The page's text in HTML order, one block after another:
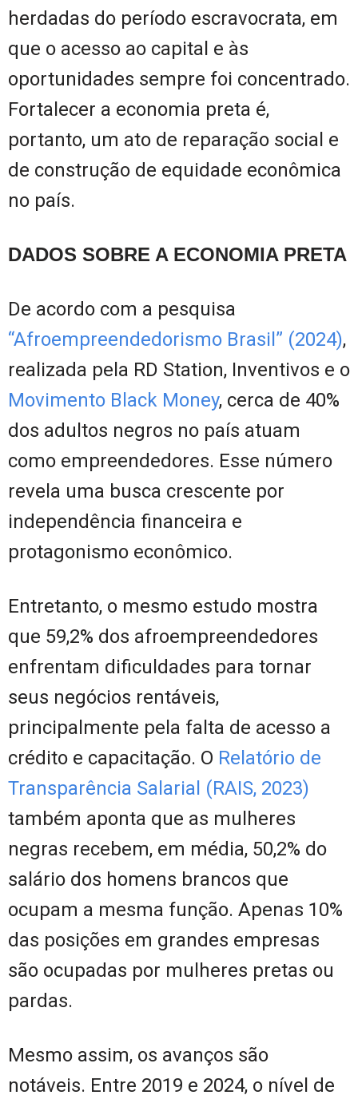
herdadas do período escravocrata, em
que o acesso ao capital e às
oportunidades sempre foi concentrado.
Fortalecer a economia preta é,
portanto, um ato de reparação social e
de construção de equidade econômica
no país.
DADOS SOBRE A ECONOMIA PRETA
De acordo com a pesquisa
“Afroempreendedorismo Brasil” (2024),
realizada pela RD Station, Inventivos e o
Movimento Black Money, cerca de 40%
dos adultos negros no país atuam
como empreendedores. Esse número
revela uma busca crescente por
independência financeira e
protagonismo econômico.
Entretanto, o mesmo estudo mostra
que 59,2% dos afroempreendedores
enfrentam dificuldades para tornar
seus negócios rentáveis,
principalmente pela falta de acesso a
crédito e capacitação. O Relatório de
Transparência Salarial (RAIS, 2023)
também aponta que as mulheres
negras recebem, em média, 50,2% do
salário dos homens brancos que
ocupam a mesma função. Apenas 10%
das posições em grandes empresas
são ocupadas por mulheres pretas ou
pardas.
Mesmo assim, os avanços são
notáveis. Entre 2019 e 2024, o nível de